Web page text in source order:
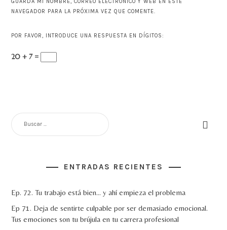
GUARDA MI NOMBRE, CORREO ELECTRÓNICO Y WEB EN ESTE
NAVEGADOR PARA LA PRÓXIMA VEZ QUE COMENTE.
POR FAVOR, INTRODUCE UNA RESPUESTA EN DÍGITOS:
20 + 7 =
ENTRADAS RECIENTES
Ep. 72. Tu trabajo está bien… y ahí empieza el problema
Ep 71. Deja de sentirte culpable por ser demasiado emocional.
Tus emociones son tu brújula en tu carrera profesional